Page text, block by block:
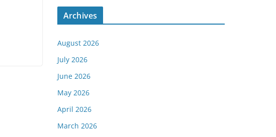
Archives
August 2026
July 2026
June 2026
May 2026
April 2026
March 2026